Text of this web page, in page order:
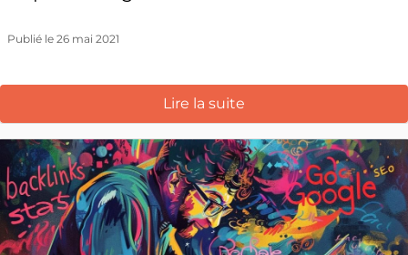
Publié le 26 mai 2021
Lire la suite